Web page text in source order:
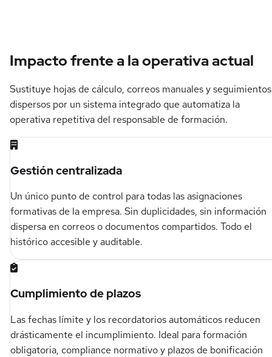
Impacto frente a la operativa actual
Sustituye hojas de cálculo, correos manuales y seguimientos
dispersos por un sistema integrado que automatiza la
operativa repetitiva del responsable de formación.
Gestión centralizada
Un único punto de control para todas las asignaciones
formativas de la empresa. Sin duplicidades, sin información
dispersa en correos o documentos compartidos. Todo el
histórico accesible y auditable.
Cumplimiento de plazos
Las fechas límite y los recordatorios automáticos reducen
drásticamente el incumplimiento. Ideal para formación
obligatoria, compliance normativo y plazos de bonificación